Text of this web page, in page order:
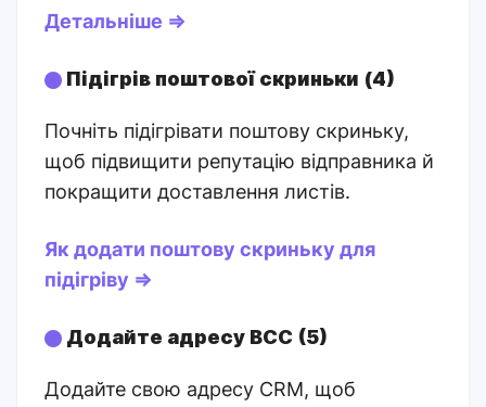
Детальніше ⇒
Підігрів поштової скриньки (4)
Почніть підігрівати поштову скриньку,
щоб підвищити репутацію відправника й
покращити доставлення листів.
Як додати поштову скриньку для
підігріву ⇒
Додайте адресу BCC (5)
Додайте свою адресу CRM, щоб